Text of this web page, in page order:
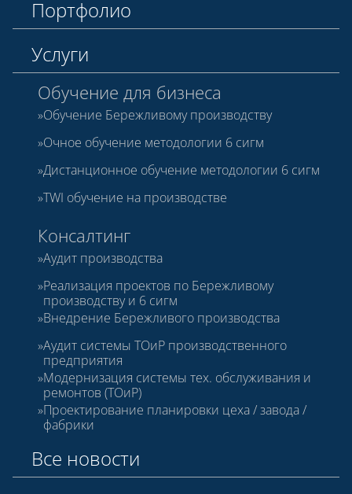
Портфолио
Услуги
Обучение для бизнеса
Обучение Бережливому производству
Очное обучение методологии 6 сигм
Дистанционное обучение методологии 6 сигм
TWI обучение на производстве
Консалтинг
Аудит производства
Реализация проектов по Бережливому
производству и 6 сигм
Внедрение Бережливого производства
Аудит системы ТОиР производственного
предприятия
Модернизация системы тех. обслуживания и
ремонтов (ТОиР)
Проектирование планировки цеха / завода /
фабрики
Все новости